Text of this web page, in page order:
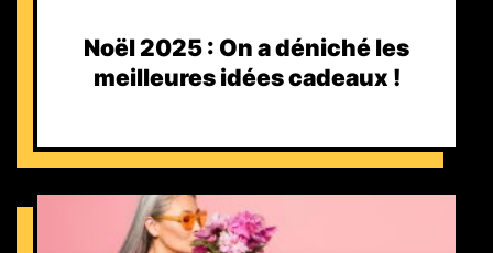
Noël 2025 : On a déniché les
meilleures idées cadeaux !